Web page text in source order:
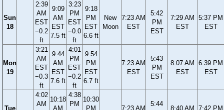
Sun
18
2:39
AM
EST
−0.2
ft
9:09
AM
EST
7.5 ft
3:23
PM
EST
−0.0
ft
9:18
PM
EST
6.6 ft
New
Moon
7:23 AM
EST
5:42
PM
EST
7:29 AM
EST
5:37 PM
EST
Mon
19
3:21
AM
EST
−0.3
ft
9:44
AM
EST
7.6 ft
4:01
PM
EST
−0.2
ft
9:54
PM
EST
6.7 ft
7:23 AM
EST
5:43
PM
EST
8:07 AM
EST
6:39 PM
EST
Tue
4:02
AM
10:18
AM
4:38
PM
10:30
PM
7:23 AM
5:44
8:40 AM 7:42 PM